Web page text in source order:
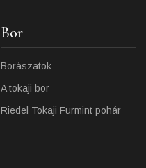
Bor
Borászatok
A tokaji bor
Riedel Tokaji Furmint pohár